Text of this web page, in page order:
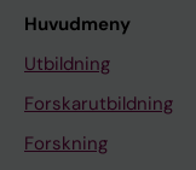
Huvudmeny
Utbildning
Forskarutbildning
Forskning